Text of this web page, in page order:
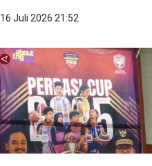
16 Juli 2026 21:52